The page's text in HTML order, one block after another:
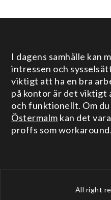
I dagens samhälle kan
intressen och
viktigt att ha en bra
på kontor är det
och funktionellt. Om
Östermalm kan det
proffs som